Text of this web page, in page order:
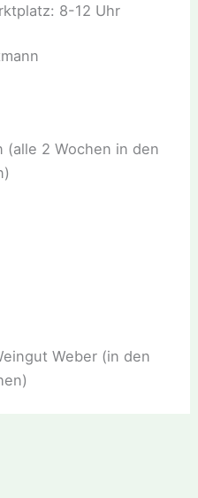
8-12 Uhr
(alle 2 Wochen in den
Weber (in den